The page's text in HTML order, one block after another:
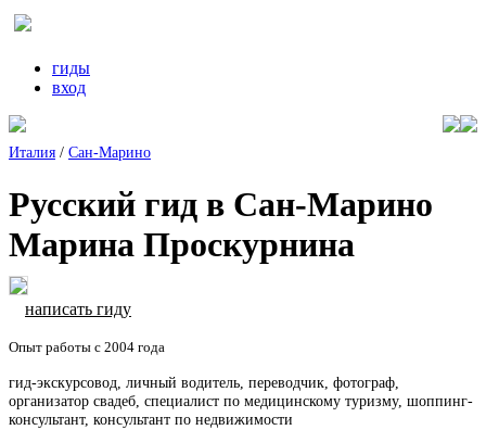
гиды
вход
Италия / Сан-Марино
Русский гид в Сан-Марино
Марина Проскурнина
написать гиду
Опыт работы с 2004 года
гид-экскурсовод, личный водитель, переводчик, фотограф,
организатор свадеб, специалист по медицинскому туризму, шоппинг-
консультант, консультант по недвижимости